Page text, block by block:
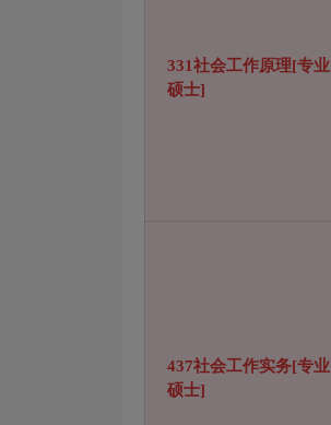
331社会工作原理[专业
硕士]
437社会工作实务[专业
硕士]